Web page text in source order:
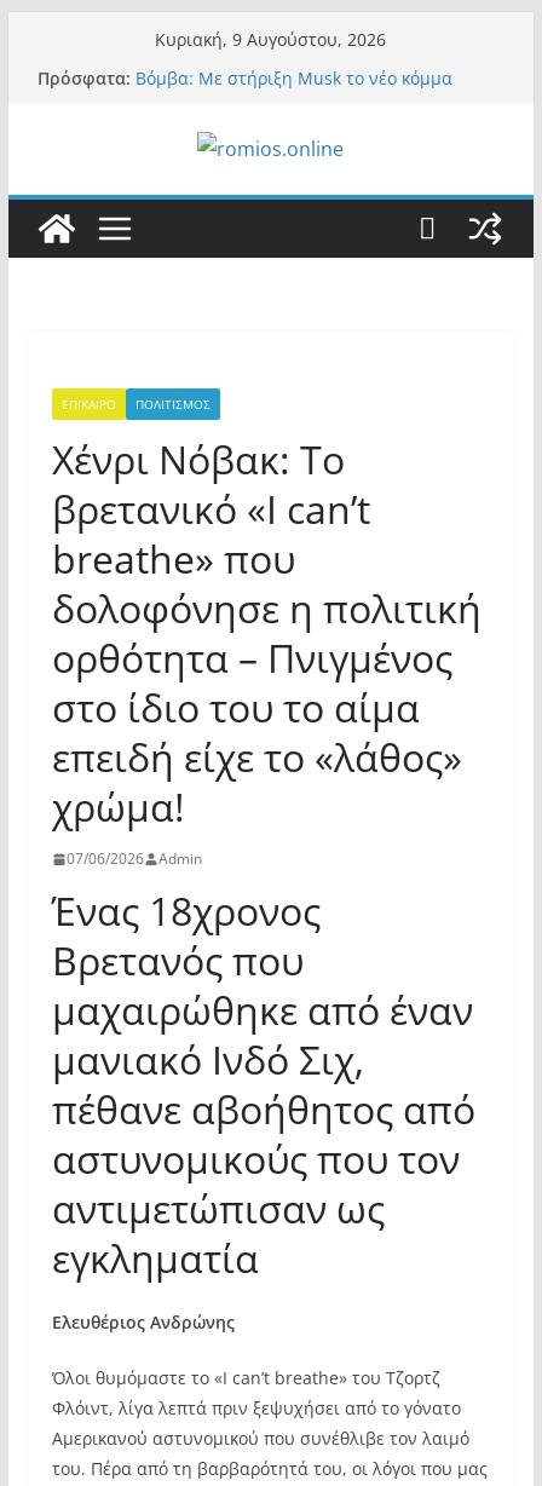
περιεχόμενο
Κυριακή, 9 Αυγούστου, 2026
Πρόσφατα: Βόμβα: Με στήριξη Musk το νέο κόμμα
πανικό, πατριωτικό τσουνάμι σαρώνει την
εγκλήματά του στην πανδημία – Στην
Ελλάδα τον έκαναν μέλος της Ακαδημίας
είναι το Κίνημα της Μ.Καρυστιανού και όχι
το διεφθαρμένο σύστημα εξουσίας»
ΕΠΙΚΑΙΡΟ ΠΟΛΙΤΙΣΜΟΣ
Χένρι Νόβακ: Το
βρετανικό «I can’t
breathe» που
δολοφόνησε η πολιτική
ορθότητα – Πνιγμένος
στο ίδιο του το αίμα
επειδή είχε το «λάθος»
χρώμα!
07/06/2026 Admin
Ένας 18χρονος
Βρετανός που
μαχαιρώθηκε από έναν
μανιακό Ινδό Σιχ,
πέθανε αβοήθητος από
αστυνομικούς που τον
αντιμετώπισαν ως
εγκληματία
Ελευθέριος Ανδρώνης
Όλοι θυμόμαστε το «I can’t breathe» του Τζορτζ
Φλόιντ, λίγα λεπτά πριν ξεψυχήσει από το γόνατο
Αμερικανού αστυνομικού που συνέθλιβε τον λαιμό
του. Πέρα από τη βαρβαρότητά του, οι λόγοι που μας